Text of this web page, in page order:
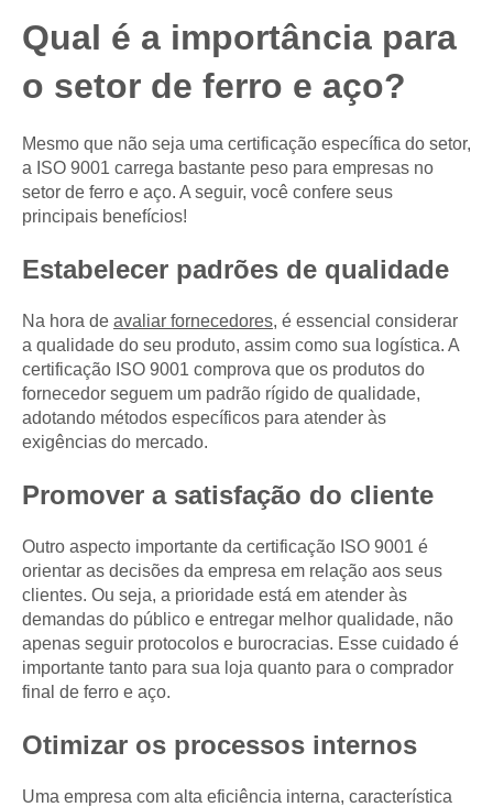
Qual é a importância para
o setor de ferro e aço?
Mesmo que não seja uma certificação específica do setor,
a ISO 9001 carrega bastante peso para empresas no
setor de ferro e aço. A seguir, você confere seus
principais benefícios!
Estabelecer padrões de qualidade
Na hora de avaliar fornecedores, é essencial considerar
a qualidade do seu produto, assim como sua logística. A
certificação ISO 9001 comprova que os produtos do
fornecedor seguem um padrão rígido de qualidade,
adotando métodos específicos para atender às
exigências do mercado.
Promover a satisfação do cliente
Outro aspecto importante da certificação ISO 9001 é
orientar as decisões da empresa em relação aos seus
clientes. Ou seja, a prioridade está em atender às
demandas do público e entregar melhor qualidade, não
apenas seguir protocolos e burocracias. Esse cuidado é
importante tanto para sua loja quanto para o comprador
final de ferro e aço.
Otimizar os processos internos
Uma empresa com alta eficiência interna, característica